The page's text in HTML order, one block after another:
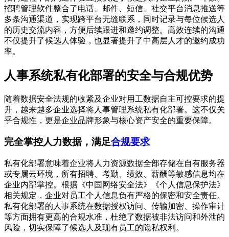
招聘管理软件整合了电话、邮件、短信、社交平台消息推送等
多条沟通渠道，实现跨平台无缝联系，同时记录与每位候选人
的历史交流内容，方便后续跟进和邀约调整。高效连续的沟通
不仅提升了候选人体验，也显著提升了中高层人才的邀约成功
率。
人事系统私有化部署的安全与合规优势
随着数据安全法规的收紧及企业对用工数据自主可控要求的提
升，越来越多企业选择将人事管理系统私有化部署。这不仅关
乎合规性，更是企业品牌形象与核心资产安全的重要保障。
完全掌控人力数据，满足合规要求
私有化部署意味着企业将人力资源数据全部存储在自有服务器
或专属云环境，所有招聘、考勤、绩效、薪酬等敏感信息均在
企业内部掌控。根据《中国网络安全法》《个人信息保护法》
相关规定，企业对员工个人信息负有严格的保密和安全责任。
私有化部署的人事系统在数据授权访问、传输加密、操作审计
等方面拥有更高的合规水准，杜绝了数据被非法访问和外泄的
风险，切实保障了候选人及现有员工的隐私权利。